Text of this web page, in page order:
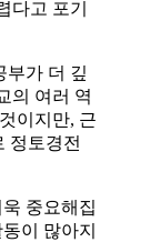
다고 포기
부가 더 깊
의 여러 역
이지만, 근
정토경전
중요해집
이 많아지